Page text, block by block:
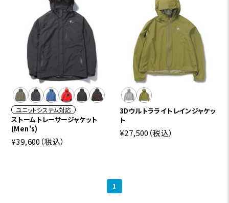
ユニットシステム対応
ストームトレーサージャケット
(Men's)
¥39,600 （税込）
3Dウルトラライトレインジャケッ
ト
¥27,500 （税込）
1